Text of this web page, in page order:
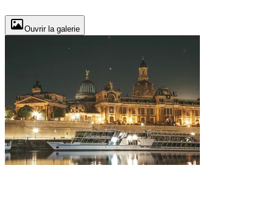
Ouvrir la galerie